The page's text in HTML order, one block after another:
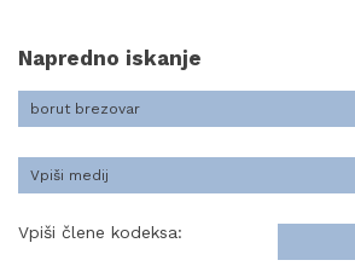
Napredno iskanje
Vpiši člene kodeksa: